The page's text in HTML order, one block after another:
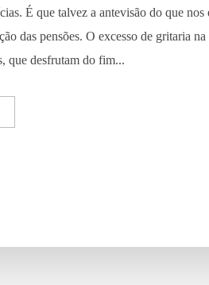
É que talvez a antevisão do que nos
das pensões. O excesso de gritaria
que desfrutam do fim...